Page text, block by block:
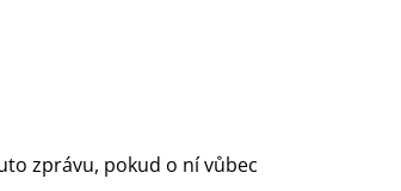
zprávu, pokud o ní vůbec